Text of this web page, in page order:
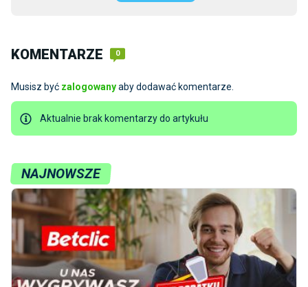
KOMENTARZE 0
Musisz być zalogowanyaby dodawać komentarze.
Aktualnie brak komentarzy do artykułu
NAJNOWSZE